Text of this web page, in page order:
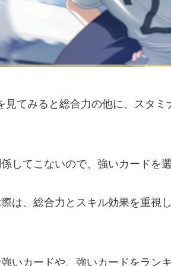
見てみると総合力の他に、スタ
してこないので、強いカードを
は、総合力とスキル効果を重視
いカードや、強いカードをラン